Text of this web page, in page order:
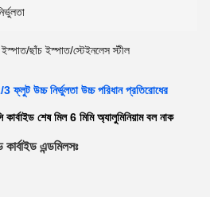
ইস্পাত/ছাঁচ ইস্পাত/স্টেইনলেস স্টীল
ফ্লুট উচ্চ নির্ভুলতা উচ্চ পরিধান প্রতিরোধের
কার্বাইড শেষ মিল 6 মিমি অ্যালুমিনিয়াম বল নাক
এন্ডমিলসঃ